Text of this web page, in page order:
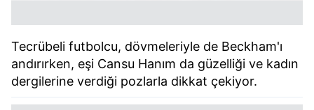
Tecrübeli futbolcu, dövmeleriyle de Beckham'ı
andırırken, eşi Cansu Hanım da güzelliği ve kadın
dergilerine verdiği pozlarla dikkat çekiyor.